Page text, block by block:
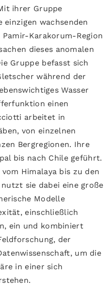
ihrer Gruppe
wachsenden
Karakorum-Region
dieses anomalen
Gruppe befasst sich
während der
Wasser
einen
arbeitet in
von einzelnen
Bergregionen. Ihre
bis nach Chile geführt.
Himalaya bis zu den
sie dabei eine große
Modelle
einschließlich
ein und kombiniert
der
um die
in einer sich